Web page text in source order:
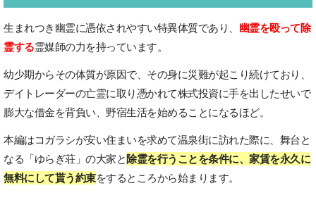
生まれつき幽霊に憑依されやすい特異体質であり、 幽霊を殴って除
霊する霊媒師の力を持っています。
幼少期からその体質が原因で、その身に災難が起こり続けており、
デイトレーダーの亡霊に取り憑かれて株式投資に手を出したせいで
膨大な借金を背負い、野宿生活を始めることになるほど。
本編はコガラシが安い住まいを求めて温泉街に訪れた際に、舞台と
なる「ゆらぎ荘」の大家と除霊を行うことを条件に、家賃を永久に
無料にして貰う約束をするところから始まります。